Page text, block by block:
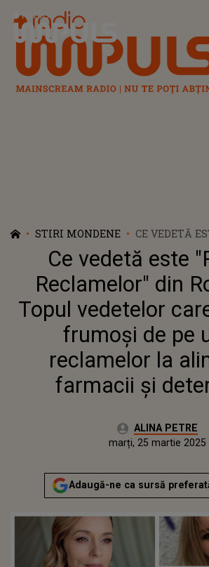
Radio Impuls
STIRI MONDENE
CE VEDETĂ
TOPUL
BANI
FARMACII ȘI
Ce vedetă este
Reclamelor" din
Topul vedetelor
frumoși de pe
reclamelor la
farmacii și
Autor:ALINA PETRE
Actualizat:
marți, 25 martie 2025
Adaugă-ne ca sursă